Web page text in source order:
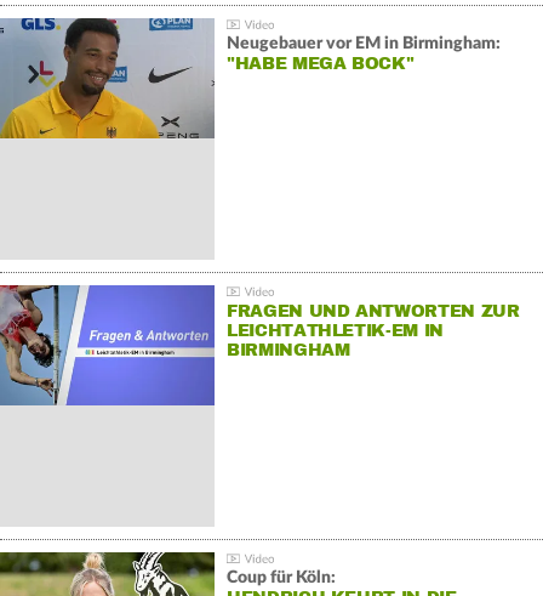
Neugebauer vor EM in Birmingham:
"HABE MEGA BOCK"
FRAGEN UND ANTWORTEN ZUR
LEICHTATHLETIK-EM IN
BIRMINGHAM
Coup für Köln: